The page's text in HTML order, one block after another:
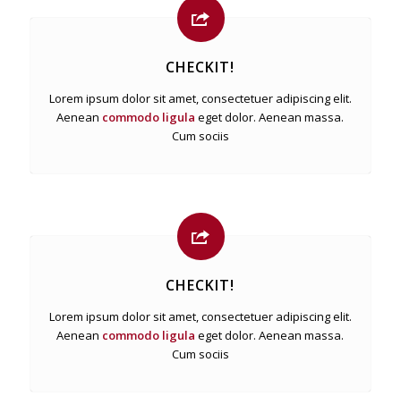
CHECKIT!
Lorem ipsum dolor sit amet, consectetuer adipiscing elit.
Aenean commodo ligula eget dolor. Aenean massa.
Cum sociis
CHECKIT!
Lorem ipsum dolor sit amet, consectetuer adipiscing elit.
Aenean commodo ligula eget dolor. Aenean massa.
Cum sociis